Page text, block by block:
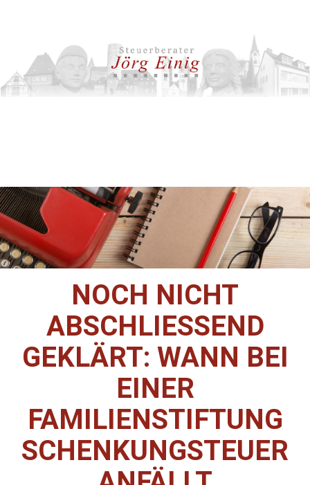
NOCH NICHT
ABSCHLIESSEND G
EKLÄRT: WANN BEI E
INER F
AMILIENSTIFTUNG S
CHENKUNGSTEUER A